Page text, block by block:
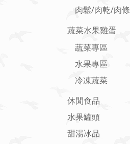
肉鬆/肉乾/肉條
蔬菜水果雞蛋
蔬菜專區
水果專區
冷凍蔬菜
休閒食品
水果罐頭
甜湯冰品